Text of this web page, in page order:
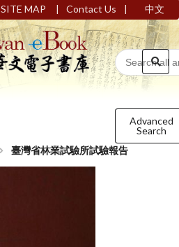
SITE MAP | Contact Us | 中文
Advanced
Search
臺灣省林業試驗所試驗報告